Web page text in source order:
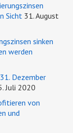
Sicht 31. August
sinken
werden
Dezember
Juli 2020
von
und